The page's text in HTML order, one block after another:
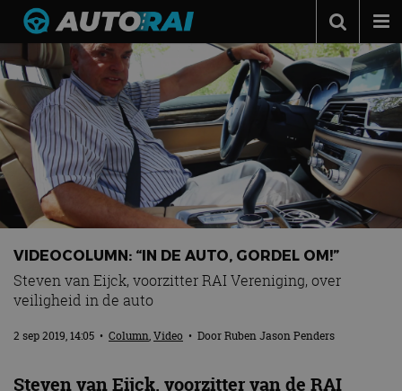
Autonieuws
Podcast
Autotests
Automerken
Adverteren
Contact
MotorRAI.nl
VIDEOCOLUMN: “IN DE AUTO, GORDEL OM!”
Steven van Eijck, voorzitter RAI Vereniging, over
veiligheid in de auto
2 sep 2019, 14:05 • Column,Video • DoorRuben Jason Penders
Steven van Eijck, voorzitter van de RAI